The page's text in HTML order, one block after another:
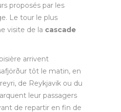
proposés par les
Le tour le plus
visite de la cascade
arrivent
tôt le matin, en
de Reykjavik ou du
leur passagers
de repartir en fin de